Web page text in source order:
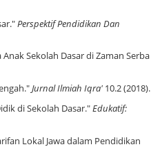
Perspektif Pendidikan Dan
Sekolah Dasar di Zaman Serba
Jurnal Ilmiah Iqra' 10.2 (2018).
di Sekolah Dasar."Edukatif:
Lokal Jawa dalam Pendidikan